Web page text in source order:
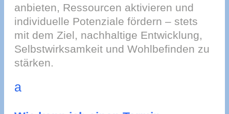
anbieten, Ressourcen aktivieren und
individuelle Potenziale fördern – stets
mit dem Ziel, nachhaltige Entwicklung,
Selbstwirksamkeit und Wohlbefinden zu
stärken.
a